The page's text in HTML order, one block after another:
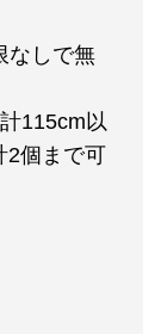
なしで無
115cm以
2個まで可